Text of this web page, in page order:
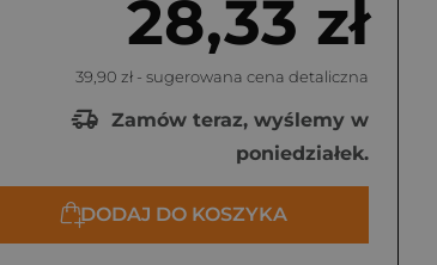
28,33 zł
39,90 zł - sugerowana cena detaliczna
Zamów teraz, wyślemy w
poniedziałek.
DODAJ DO KOSZYKA